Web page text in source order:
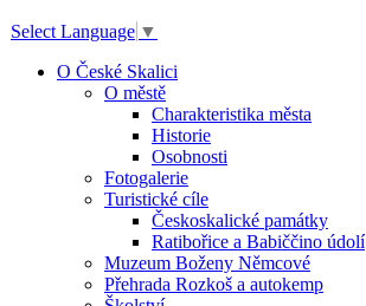
Select Language ▼
O České Skalici
O městě
Charakteristika města
Historie
Osobnosti
Fotogalerie
Turistické cíle
Českoskalické památky
Ratibořice a Babiččino údolí
Muzeum Boženy Němcové
Přehrada Rozkoš a autokemp